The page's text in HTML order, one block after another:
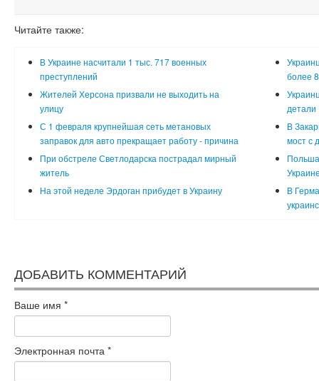
Читайте также:
В Украине насчитали 1 тыс. 717 военных
преступлений
более
Жителей Херсона призвали не выходить на
улицу
детали
С 1 февраля крупнейшая сеть метановых
заправок для авто прекращает работу - причина
В
мост с
При обстреле Светлодарска пострадал мирный
житель
На этой неделе Эрдоган прибудет в Украину
В
ДОБАВИТЬ КОММЕНТАРИЙ
Ваше имя *
Электронная почта *